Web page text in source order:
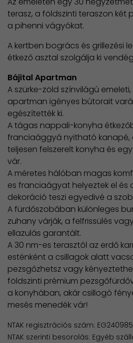
terasz, a földszinti teraszon két
a pihenni vágyókat.
A kertben bogrács és grillezési
étkező asztal szolgálja ki
Bájital Apartman
A szürke-zöld színvilágú
apartman igényes bútorait
egészítették ki.
​A tágas nappali-konyha
franciaággyá nyitható kanapé,
teljesen felszerelt konyha és
vár.
A méretes hálóban magas
es franciaágyat helyeztek el és
dekoráció teszi egyedivé a
A fürdőszobában különleges
zuhany várják, a felfrissülés
ellazulás garantált.
A 30 nm-es terasztól az erdő
esténként a csillagok alatt
pezsgőzhetsz vagy
földszinti prémium
a konyhában, akár csillogó
mesés menedék vár!
NTAK regisztrációs szám:
NTAK szerinti besorolás: Egyéb